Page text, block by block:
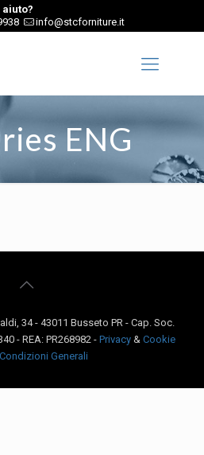
info@stcforniture.it
ENG
34 - 43011 Busseto PR - Cap. Soc.
- REA: PR268982 - Privacy& Cookie
Condizioni Generali